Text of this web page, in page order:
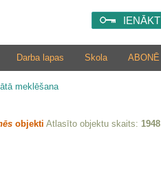
IENĀKT
ABONĒ
Skola
Darba lapas
meklēšana
objekti Atlasīto objektu skaits: 1948